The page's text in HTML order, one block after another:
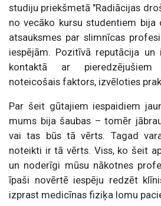
studiju priekšmetā "Radiācijas
no vecāko kursu studentiem bija
atsauksmes par slimnīcas
iespējām. Pozitīvā reputācija un
kontaktā ar pieredzējušiem
noteicošais faktors, izvēloties
Par šeit gūtajiem iespaidiem
mums bija šaubas – tomēr
vai tas būs tā vērts. Tagad
noteikti ir tā vērts. Viss, ko šeit
un noderīgi mūsu nākotnes
īpaši novērtē iespēju redzēt
izprast medicīnas fiziķa lomu